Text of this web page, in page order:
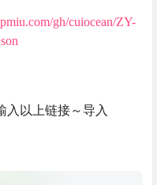
gh/cuiocean/ZY-
入以上链接～导入